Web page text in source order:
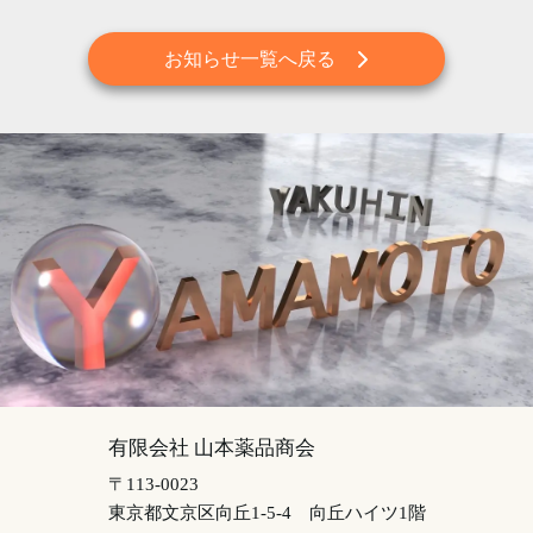
お知らせ一覧へ戻る
有限会社 山本薬品商会
〒113-0023
東京都文京区向丘1-5-4 向丘ハイツ1階